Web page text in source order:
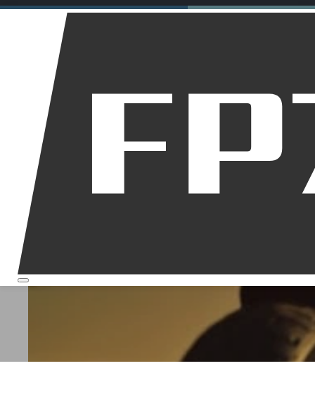
Motorräder
Dirt Bikes
Downhill
Allgemein
Über mich